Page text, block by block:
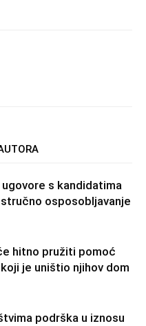
s kandidatima
osposobljavanje
hitno pružiti pomoć
je uništio njihov dom
podrška u iznosu